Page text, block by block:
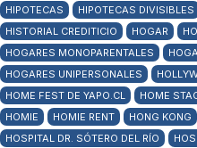
HIPOTECAS
HIPOTECAS DIVISIBLES
HISTORIAL CREDITICIO
HOGAR
HOGARES MONOPARENTALES
HOGARES UNIPERSONALES
HOME FEST DE YAPO.CL
HOME
HOMIE
HOMIE RENT HONG KONG
HOSPITAL DR. SÓTERO DEL RÍO